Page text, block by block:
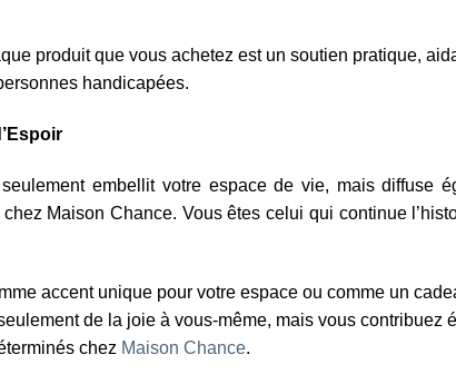
produit que vous achetez est un soutien pratique,
handicapées.
embellit votre espace de vie, mais diffuse
Maison Chance. Vous êtes celui qui continue
accent unique pour votre espace ou comme un
de la joie à vous-même, mais vous contribuez
chez Maison Chance.